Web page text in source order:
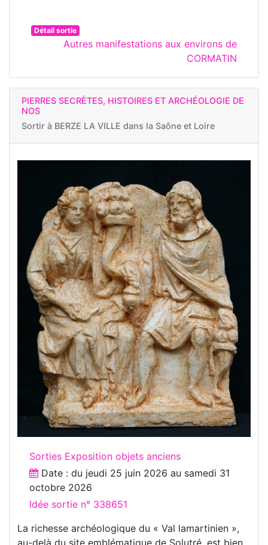
Détail sortie
Autres manifestations aux environs de
CORMATIN
PIERRES SECRÈTES, HISTOIRES ET ARCHÉOLOGIE DE
NOS
Sortir à BERZE LA VILLE dans la Saône et Loire
Sorties Exposition objets anciens
Date : du jeudi 25 juin 2026 au samedi 31
octobre 2026
Idée sortie n° 338651
La richesse archéologique du « Val lamartinien »,